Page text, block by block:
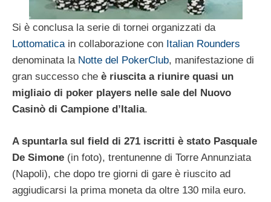
Si è conclusa la serie di tornei organizzati da
Lottomaticain collaborazione con Italian Rounders
denominata la Notte del PokerClub, manifestazione di
gran successo che è riuscita a riunire quasi un
migliaio di poker players nelle sale del Nuovo
Casinò di Campione d’Italia.
A spuntarla sul field di 271 iscritti è stato Pasquale
De Simone (in foto), trentunenne di Torre Annunziata
(Napoli), che dopo tre giorni di gare è riuscito ad
aggiudicarsi la prima moneta da oltre 130 mila euro.